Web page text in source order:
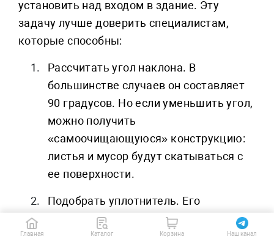
установить над входом в здание. Эту
задачу лучше доверить специалистам,
которые способны:
Рассчитать угол наклона. В
большинстве случаев он составляет
90 градусов. Но если уменьшить угол,
можно получить
«самоочищающуюся» конструкцию:
листья и мусор будут скатываться с
ее поверхности.
Подобрать уплотнитель. Его
укладывают в местах крепления,
чтобы избежать протечек и повысить
Главная Каталог Корзина Наш канал